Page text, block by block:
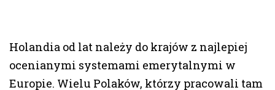
Holandia od lat należy do krajów z najlepiej
ocenianymi systemami emerytalnymi w
Europie. Wielu Polaków, którzy pracowali tam